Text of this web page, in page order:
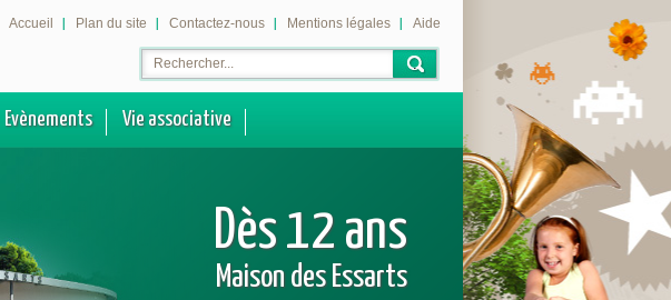
Accueil Plan du site Contactez-nous Mentions légales Aide
Evènements Vie associative
Dès 12 ans
Maison des Essarts